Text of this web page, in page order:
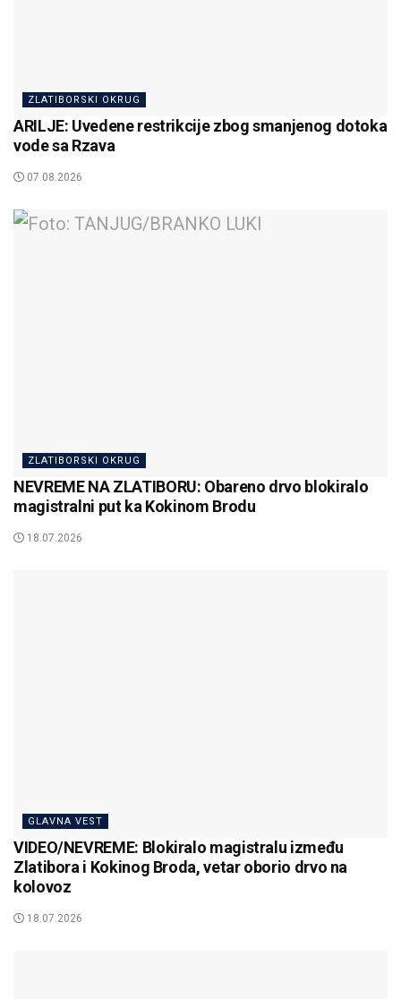
ZLATIBORSKI OKRUG
ARILJE: Uvedene restrikcije zbog smanjenog dotoka
vode sa Rzava
07.08.2026
ZLATIBORSKI OKRUG
NEVREME NA ZLATIBORU: Obareno drvo blokiralo
magistralni put ka Kokinom Brodu
18.07.2026
GLAVNA VEST
VIDEO/NEVREME: Blokiralo magistralu između
Zlatibora i Kokinog Broda, vetar oborio drvo na
kolovoz
18.07.2026